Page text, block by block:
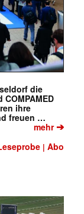
die
ihre
freuen …
mehr➔
|Abo